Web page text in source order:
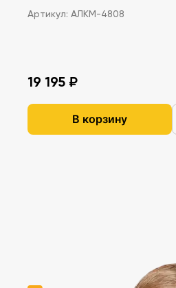
Артикул: АЛКМ-4808
19 195 ₽
В корзину